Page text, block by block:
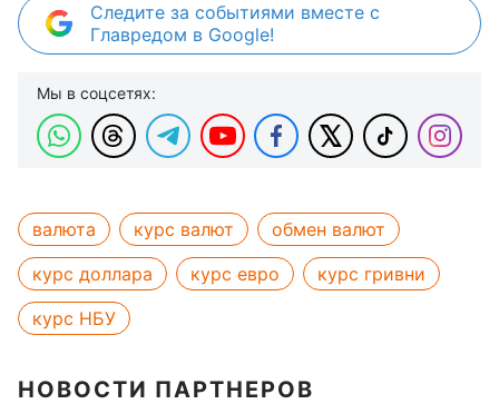
Следите за событиями вместе с
Главредом в Google!
Мы в соцсетях:
валюта курс валют
обмен валют
курс доллара
курс евро
курс гривни
курс НБУ
НОВОСТИ ПАРТНЕРОВ